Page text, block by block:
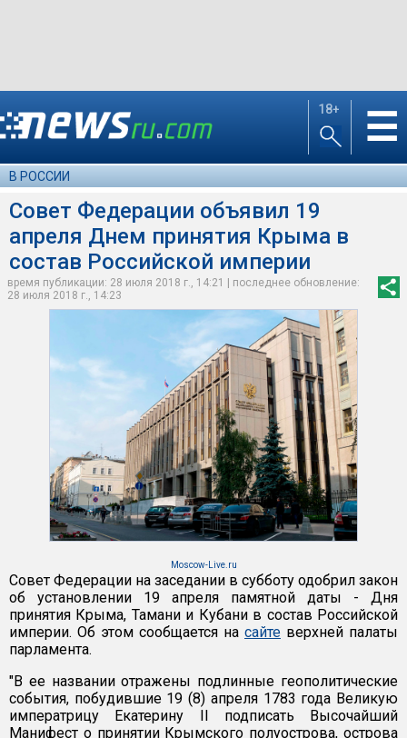
18+ ☰
В РОССИИ
Совет Федерации объявил 19
апреля Днем принятия Крыма в
состав Российской империи
время публикации: 28 июля 2018 г., 14:21 | последнее обновление:
28 июля 2018 г., 14:23
Moscow-Live.ru
Совет Федерации на заседании в субботу одобрил закон
об установлении 19 апреля памятной даты - Дня
принятия Крыма, Тамани и Кубани в состав Российской
империи. Об этом сообщается на сайте верхней палаты
парламента.
"В ее названии отражены подлинные геополитические
события, побудившие 19 (8) апреля 1783 года Великую
императрицу Екатерину II подписать Высочайший
Манифест о принятии Крымского полуострова, острова